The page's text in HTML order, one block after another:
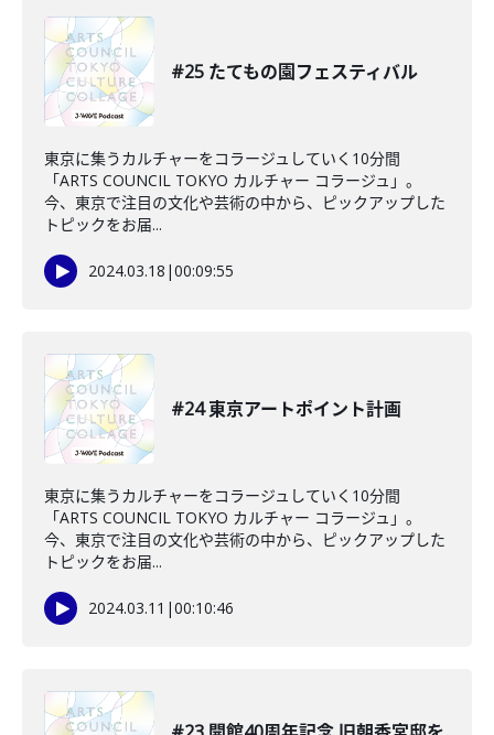
#25 たてもの園フェスティバル
東京に集うカルチャーをコラージュしていく10分間
「ARTS COUNCIL TOKYO カルチャー コラージュ」。
今、東京で注目の文化や芸術の中から、ピックアップした
トピックをお届...
2024.03.18 |00:09:55
#24 東京アートポイント計画
東京に集うカルチャーをコラージュしていく10分間
「ARTS COUNCIL TOKYO カルチャー コラージュ」。
今、東京で注目の文化や芸術の中から、ピックアップした
トピックをお届...
2024.03.11 |00:10:46